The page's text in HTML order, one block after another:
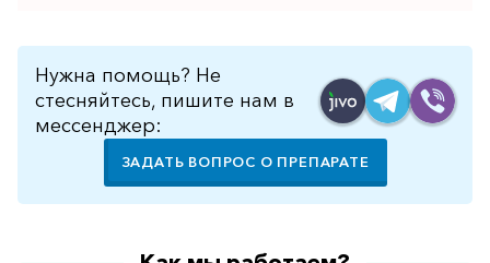
Нужна помощь? Не
стесняйтесь, пишите нам в
мессенджер:
ЗАДАТЬ ВОПРОС О ПРЕПАРАТЕ